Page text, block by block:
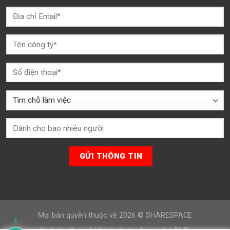
Mọi bản quyền thuộc về 2026 © SHARESPACE
1